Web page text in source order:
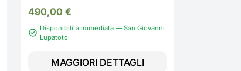
490,00 €
Disponibilità immediata — San Giovanni
Lupatoto
MAGGIORI DETTAGLI